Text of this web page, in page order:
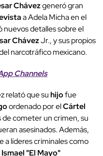
Chávezgeneró gran
a Adela Micha en el
nuevos detalles sobre el
ChávezJr., y sus propios
narcotráfico mexicano.
Channels
relató que suhijofue
ordenado por elCártel
de cometer un crimen, su
asesinados. Además,
a líderes criminales como
Ismael "El Mayo"